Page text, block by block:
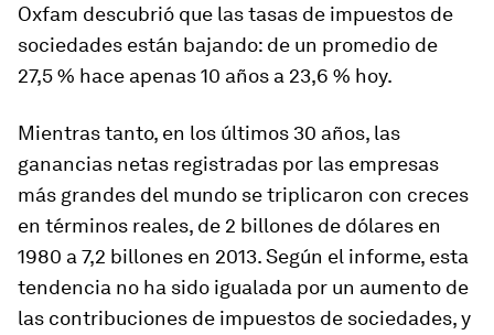
Oxfam descubrió que las tasas de impuestos de
sociedades están bajando: de un promedio de
27,5 % hace apenas 10 años a 23,6 % hoy.
Mientras tanto, en los últimos 30 años, las
ganancias netas registradas por las empresas
más grandes del mundo se triplicaron con creces
en términos reales, de 2 billones de dólares en
1980 a 7,2 billones en 2013. Según el informe, esta
tendencia no ha sido igualada por un aumento de
las contribuciones de impuestos de sociedades, y